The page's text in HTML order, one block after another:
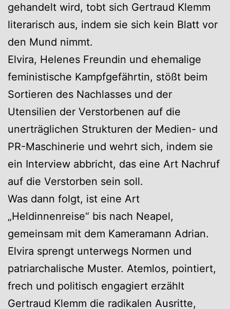
gehandelt wird, tobt sich Gertraud Klemm
literarisch aus, indem sie sich kein Blatt vor
den Mund nimmt.
Elvira, Helenes Freundin und ehemalige
feministische Kampfgefährtin, stößt beim
Sortieren des Nachlasses und der
Utensilien der Verstorbenen auf die
unerträglichen Strukturen der Medien- und
PR-Maschinerie und wehrt sich, indem sie
ein Interview abbricht, das eine Art Nachruf
auf die Verstorben sein soll.
Was dann folgt, ist eine Art
„Heldinnenreise“ bis nach Neapel,
gemeinsam mit dem Kameramann Adrian.
Elvira sprengt unterwegs Normen und
patriarchalische Muster. Atemlos, pointiert,
frech und politisch engagiert erzählt
Gertraud Klemm die radikalen Ausritte,